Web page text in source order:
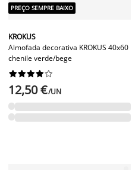
PREÇO SEMPRE BAIXO
KROKUS
Almofada decorativa KROKUS 40x60
chenile verde/bege






12,50 €/UN